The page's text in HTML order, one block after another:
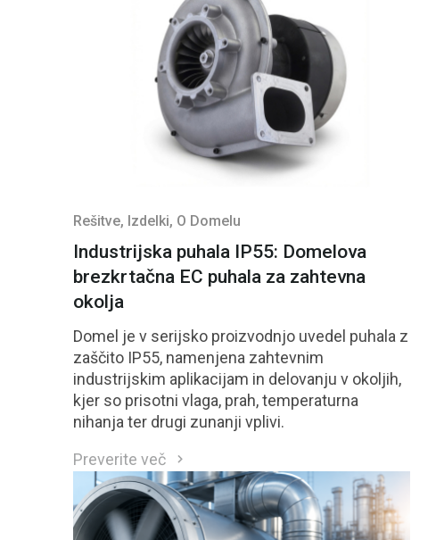
Rešitve, Izdelki, O Domelu
Industrijska puhala IP55: Domelova
brezkrtačna EC puhala za zahtevna
okolja
Domel je v serijsko proizvodnjo uvedel puhala z
zaščito IP55, namenjena zahtevnim
industrijskim aplikacijam in delovanju v okoljih,
kjer so prisotni vlaga, prah, temperaturna
nihanja ter drugi zunanji vplivi.
Preverite več